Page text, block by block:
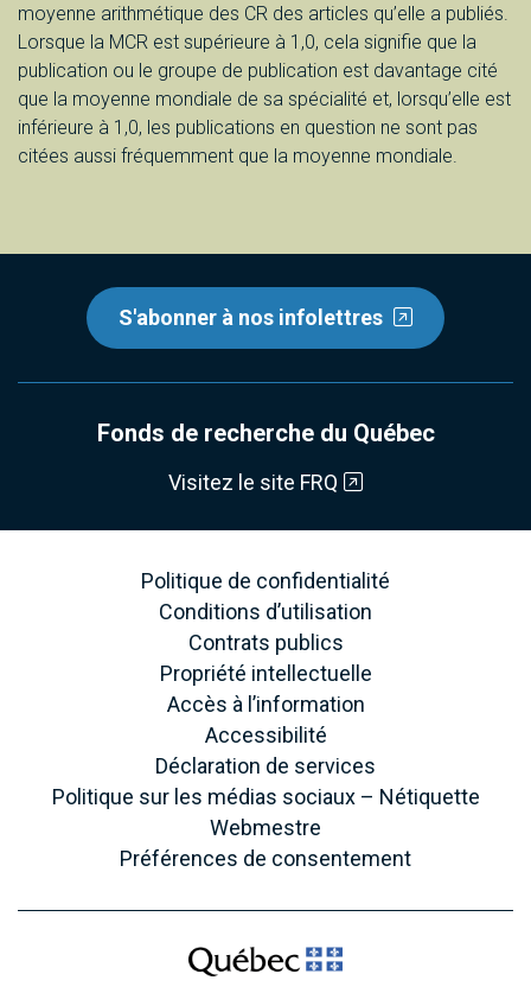
moyenne arithmétique des CR des articles qu’elle a publiés.
Lorsque la MCR est supérieure à 1,0, cela signifie que la
publication ou le groupe de publication est davantage cité
que la moyenne mondiale de sa spécialité et, lorsqu’elle est
inférieure à 1,0, les publications en question ne sont pas
citées aussi fréquemment que la moyenne mondiale.
S'abonner à nos infolettres
Fonds de recherche du Québec
Visitez le site FRQ
Politique de confidentialité
Conditions d’utilisation
Contrats publics
Propriété intellectuelle
Accès à l’information
Accessibilité
Déclaration de services
Politique sur les médias sociaux – Nétiquette
Webmestre
Préférences de consentement